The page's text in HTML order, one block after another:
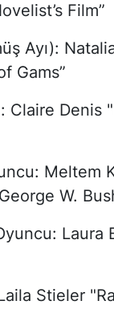
Film”
Ayı):
Gams”
Claire Denis
Meltem
W.
Laura
Stieler